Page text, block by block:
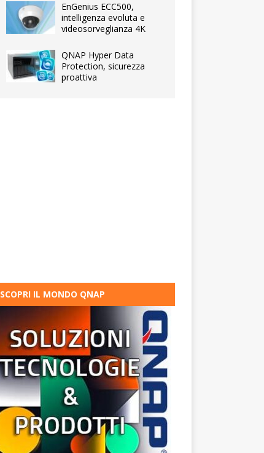
EnGenius ECC500,
intelligenza evoluta e
videosorveglianza 4K
QNAP Hyper Data
Protection, sicurezza
proattiva
SCOPRI IL MONDO QNAP